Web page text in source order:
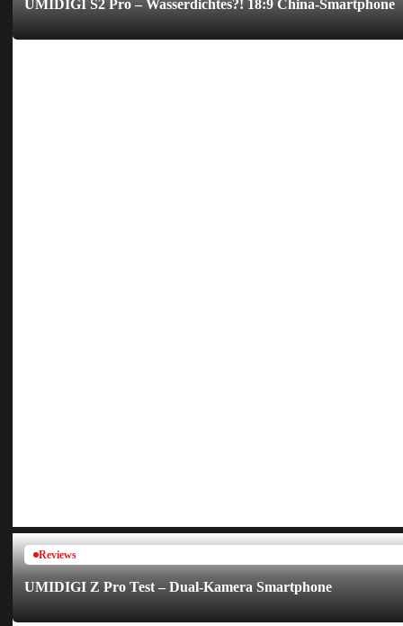
UMIDIGI S2 Pro – Wasserdichtes?! 18:9 China-Smartphone
Reviews
UMIDIGI Z Pro Test – Dual-Kamera Smartphone